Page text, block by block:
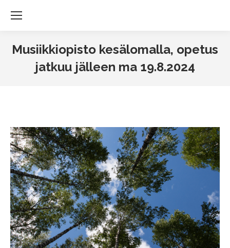
Musiikkiopisto kesälomalla, opetus
jatkuu jälleen ma 19.8.2024